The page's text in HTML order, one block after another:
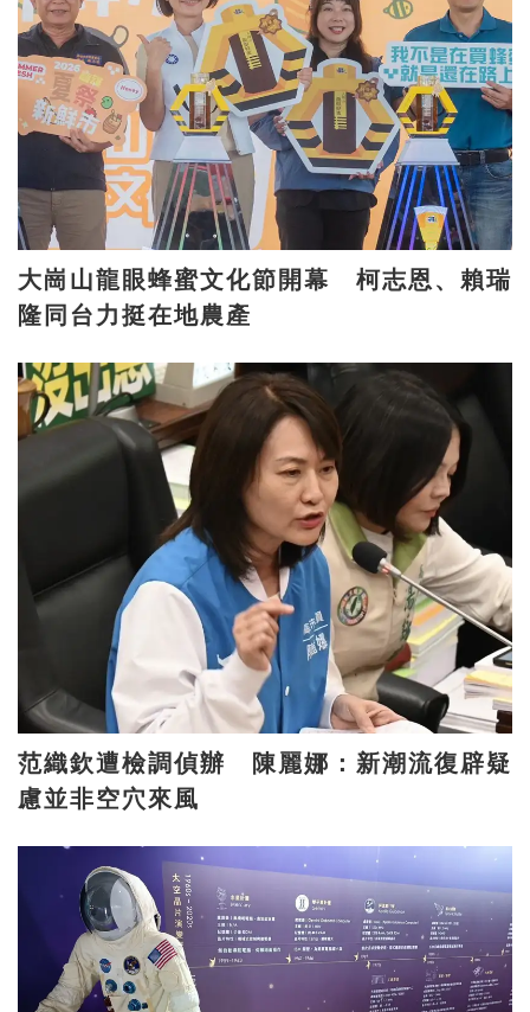
大崗山龍眼蜂蜜文化節開幕 柯志恩、賴瑞
隆同台力挺在地農產
范織欽遭檢調偵辦 陳麗娜：新潮流復辟疑
慮並非空穴來風